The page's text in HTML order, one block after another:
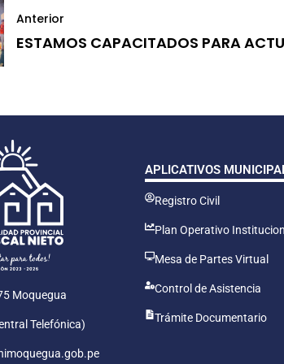
Anterior
ESTAMOS CAPACITADOS PARA
Moquegua
Telefónica)
APLICATIVOS
Registro Civil
Plan Operativo
Mesa de Partes Virtual
Control de Asistencia
Trámite Documentario